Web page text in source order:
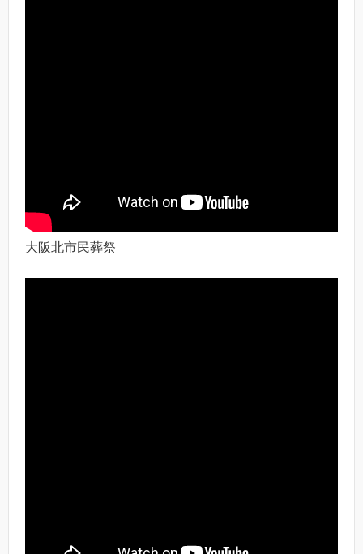
大阪北市民葬祭